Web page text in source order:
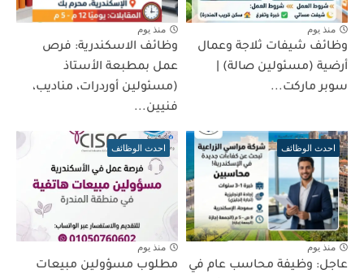
منذ يوم
وظائف شيفات ثلاجة وعمال
أرضية (مسئولين صالة) |
سوبر ماركت...
منذ يوم
وظائف الاسكندرية: فرص
عمل بمطبعة الأستاذ
(مسئولين أوردرات، مناديب،
فنيين...
احدث الوظائف
منذ يوم
عاجل: وظيفة محاسب عام في
احدث الوظائف
منذ يوم
مطلوب مسؤولين مبيعات